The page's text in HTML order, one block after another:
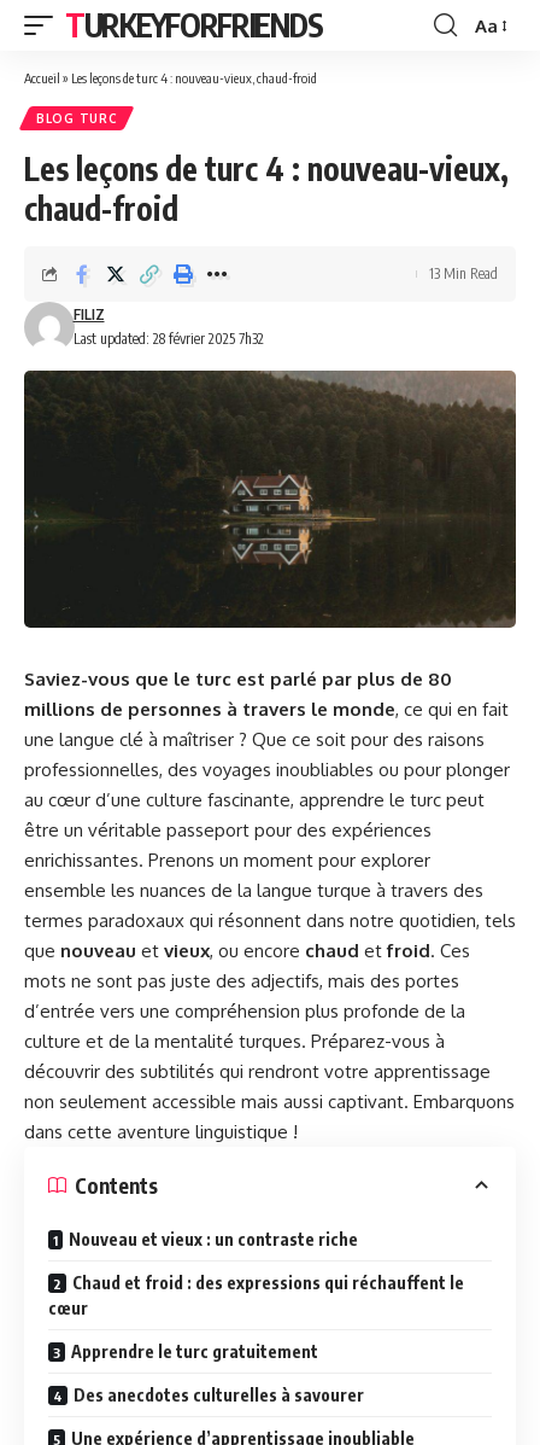
TURKEYFORFRIENDS
Font
Aa
Accueil » Les leçons de turc 4 : nouveau-vieux, chaud-froid
BLOG TURC
Les leçons de turc 4 : nouveau-vieux,
chaud-froid
Last updated: 28 février 2025 7h32
FILIZ
13 Min Read
Saviez-vous que le turc est parlé par plus de 80
millions de personnes à travers le monde, ce qui en fait
une langue clé à maîtriser ? Que ce soit pour des raisons
professionnelles, des voyages inoubliables ou pour plonger
au cœur d’une culture fascinante, apprendre le turc peut
être un véritable passeport pour des expériences
enrichissantes. Prenons un moment pour explorer
ensemble les nuances de la langue turque à travers des
termes paradoxaux qui résonnent dans notre quotidien, tels
que nouveau et vieux, ou encore chaud etfroid. Ces
mots ne sont pas juste des adjectifs, mais des portes
d’entrée vers une compréhension plus profonde de la
culture et de la mentalité turques. Préparez-vous à
découvrir des subtilités qui rendront votre apprentissage
non seulement accessible mais aussi captivant. Embarquons
dans cette aventure linguistique !
Contents
Nouveau et vieux : un contraste riche
Chaud et froid : des expressions qui réchauffent le
cœur
Apprendre le turc gratuitement
Des anecdotes culturelles à savourer
Une expérience d’apprentissage inoubliable